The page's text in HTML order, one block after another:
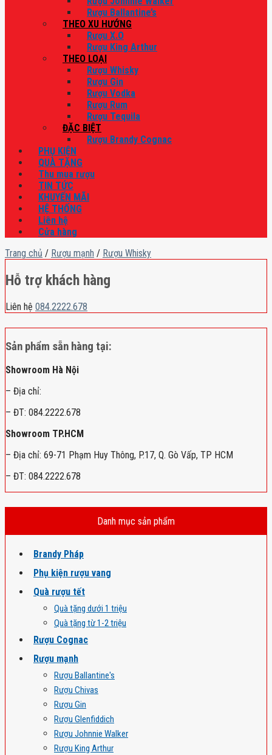
Rượu Ballantine’s
THEO XU HƯỚNG
Rượu X.O
Rượu King Arthur
THEO LOẠI
Rượu Whisky
Rượu Gin
Rượu Vodka
Rượu Rum
Rượu Tequila
ĐẶC BIỆT
Rượu Brandy Cognac
PHỤ KIỆN
QUÀ TẶNG
Thu mua rượu
TIN TỨC
KHUYẾN MÃI
HỆ THỐNG
Liên hệ
Cửa hàng
Trang chủ / Rượu mạnh / Rượu Whisky
Hỗ trợ khách hàng
Liên hệ 084.2222.678
Sản phẩm sẵn hàng tại:
Showroom Hà Nội
– Địa chỉ:
– ĐT: 084.2222.678
Showroom TP.HCM
– Địa chỉ: 69-71 Phạm Huy Thông, P.17, Q. Gò Vấp, TP HCM
– ĐT: 084.2222.678
Danh mục sản phẩm
Brandy Pháp
Phụ kiện rượu vang
Quà rượu tết
Quà tặng dưới 1 triệu
Quà tặng từ 1-2 triệu
Rượu Cognac
Rượu mạnh
Rượu Ballantine's
Rượu Chivas
Rượu Gin
Rượu Glenfiddich
Rượu Johnnie Walker
Rượu King Arthur